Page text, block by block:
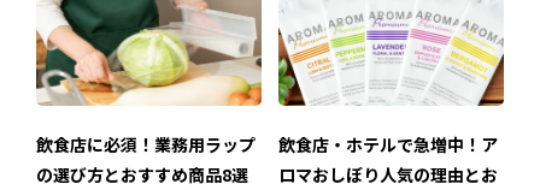
飲食店に必須！業務用ラップ
の選び方とおすすめ商品8選
飲食店・ホテルで急増中！ア
ロマおしぼり人気の理由とお